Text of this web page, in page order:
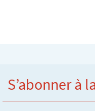
S’abonner à